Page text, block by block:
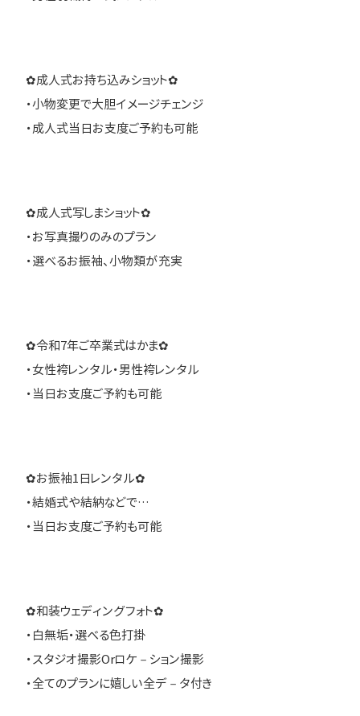
✿成人式お持ち込みショット✿
・小物変更で大胆イメージチェンジ
・成人式当日お支度ご予約も可能
✿成人式写しまショット✿
・お写真撮りのみのプラン
・選べるお振袖、小物類が充実
✿令和7年ご卒業式はかま✿
・女性袴レンタル・男性袴レンタル
・当日お支度ご予約も可能
✿お振袖1日レンタル✿
・結婚式や結納などで…
・当日お支度ご予約も可能
✿和装ウェディングフォト✿
・白無垢・選べる色打掛
・スタジオ撮影Orロケ－ション撮影
・全てのプランに嬉しい全デ－タ付き